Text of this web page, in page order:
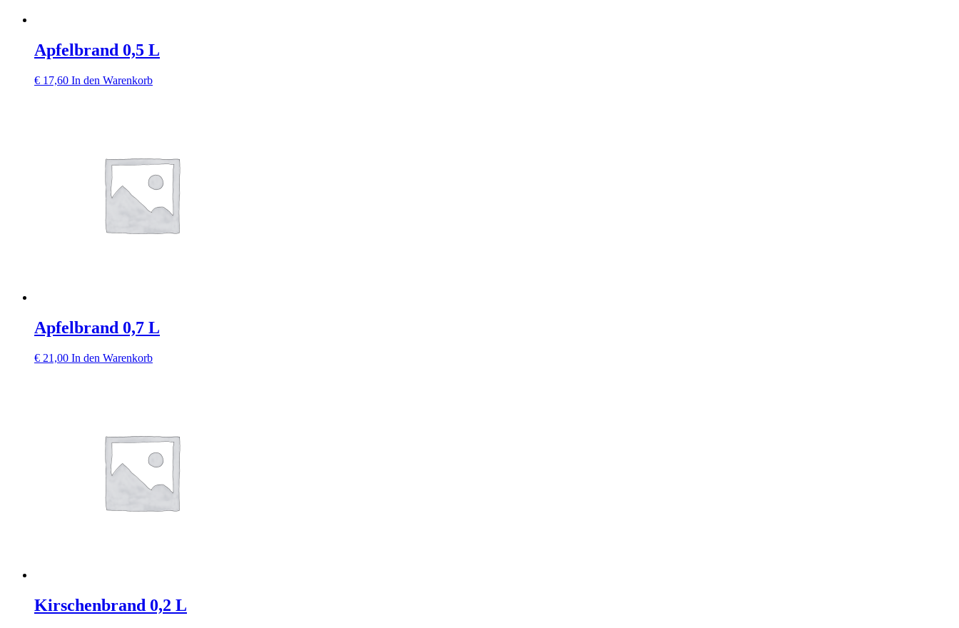
Apfelbrand 0,5 L
€ 17,60 In den Warenkorb
Apfelbrand 0,7 L
€ 21,00 In den Warenkorb
Kirschenbrand 0,2 L